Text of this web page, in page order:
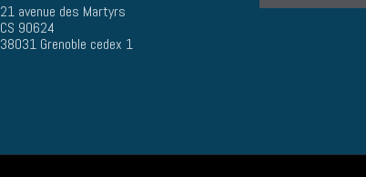
21 avenue des Martyrs
CS 90624
38031 Grenoble cedex 1